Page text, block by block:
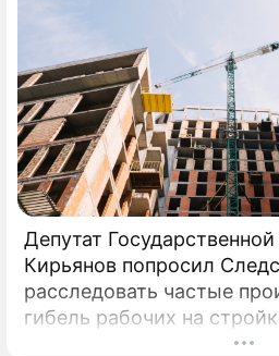
Депутат
Кирьянов попросил
расследовать частые
гибель рабочих на
Калининградской области.